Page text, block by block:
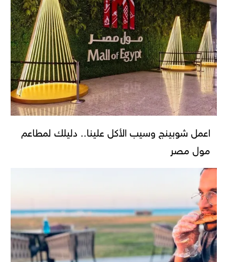
اعمل شوبينج وسيب الأكل علينا.. دليلك لمطاعم
مول مصر